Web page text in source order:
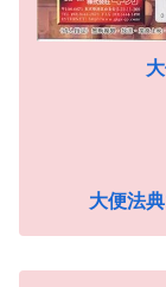
大便法